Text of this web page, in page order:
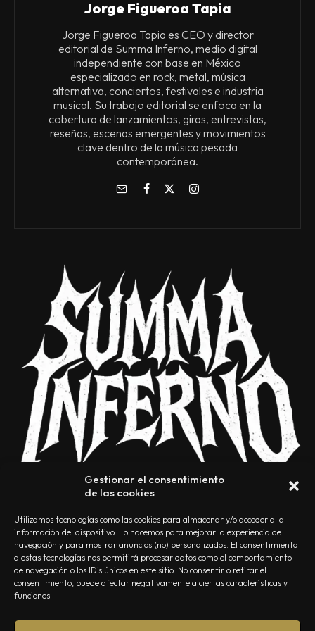
Gestionar el consentimiento
de las cookies
Utilizamos tecnologías como las cookies para almacenar y/o acceder a la
información del dispositivo. Lo hacemos para mejorar la experiencia de
navegación y para mostrar anuncios (no) personalizados. El consentimiento
a estas tecnologías nos permitirá procesar datos como el comportamiento
de navegación o los ID's únicos en este sitio. No consentir o retirar el
consentimiento, puede afectar negativamente a ciertas características y
funciones.
Jorge Figueroa Tapia
Jorge Figueroa Tapia es CEO y director
editorial de Summa Inferno, medio digital
independiente con base en México
especializado en rock, metal, música
alternativa, conciertos, festivales e industria
musical. Su trabajo editorial se enfoca en la
cobertura de lanzamientos, giras, entrevistas,
reseñas, escenas emergentes y movimientos
clave dentro de la música pesada
contemporánea.
NOSOTROS CONTACTO EDITORIAL POLÍTICA DE PRIVACIDAD